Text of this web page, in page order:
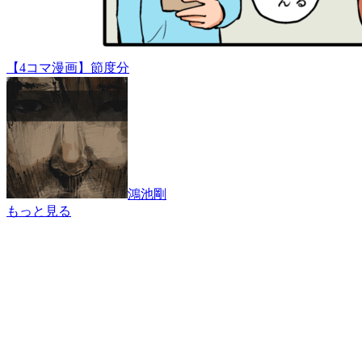
【4コマ漫画】節度分
鴻池剛
もっと見る